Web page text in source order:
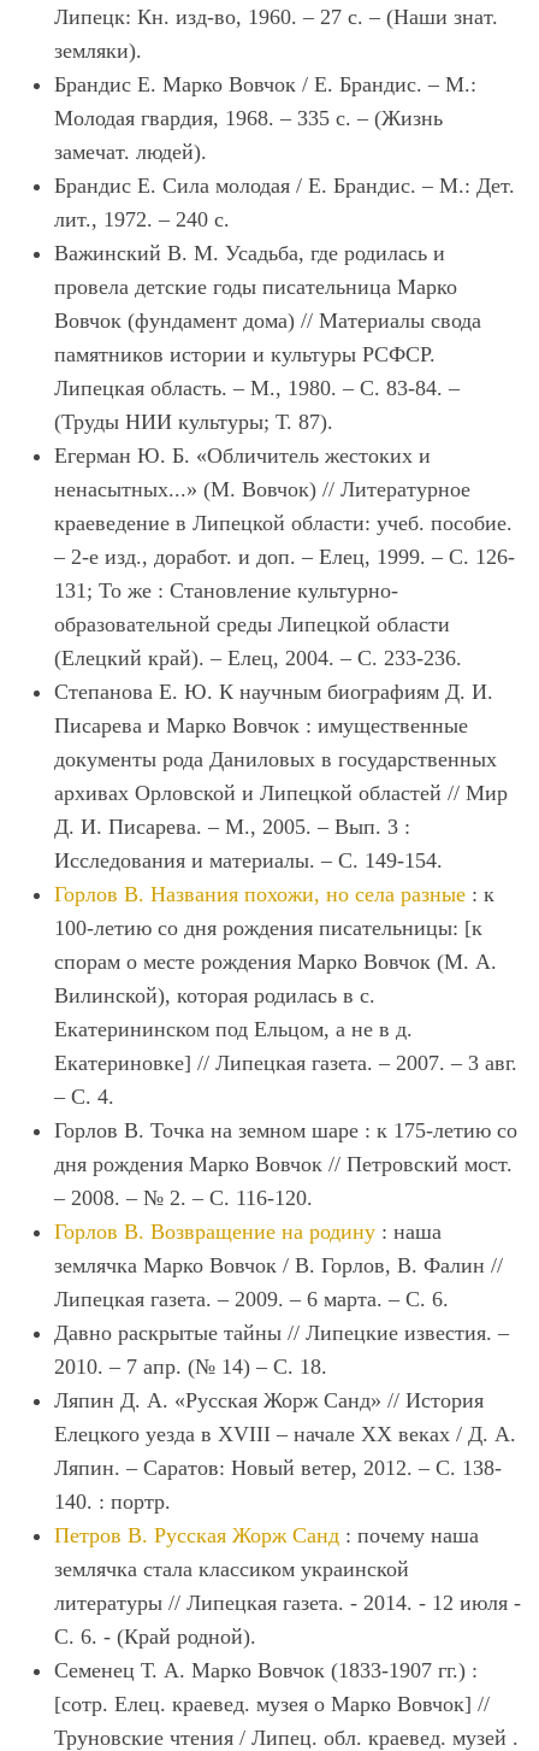
Липецк: Кн. изд-во, 1960. – 27 с. – (Наши знат.
земляки).
Брандис Е. Марко Вовчок / Е. Брандис. – М.:
Молодая гвардия, 1968. – 335 с. – (Жизнь
замечат. людей).
Брандис Е. Сила молодая / Е. Брандис. – М.: Дет.
лит., 1972. – 240 с.
Важинский В. М. Усадьба, где родилась и
провела детские годы писательница Марко
Вовчок (фундамент дома) // Материалы свода
памятников истории и культуры РСФСР.
Липецкая область. – М., 1980. – С. 83-84. –
(Труды НИИ культуры; Т. 87).
Егерман Ю. Б. «Обличитель жестоких и
ненасытных...» (М. Вовчок) // Литературное
краеведение в Липецкой области: учеб. пособие.
– 2-е изд., доработ. и доп. – Елец, 1999. – С. 126-
131; То же : Становление культурно-
образовательной среды Липецкой области
(Елецкий край). – Елец, 2004. – С. 233-236.
Степанова Е. Ю. К научным биографиям Д. И.
Писарева и Марко Вовчок : имущественные
документы рода Даниловых в государственных
архивах Орловской и Липецкой областей // Мир
Д. И. Писарева. – М., 2005. – Вып. 3 :
Исследования и материалы. – С. 149-154.
Горлов В. Названия похожи, но села разные : к
100-летию со дня рождения писательницы: [к
спорам о месте рождения Марко Вовчок (М. А.
Вилинской), которая родилась в с.
Екатерининском под Ельцом, а не в д.
Екатериновке] // Липецкая газета. – 2007. – 3 авг.
– С. 4.
Горлов В. Точка на земном шаре : к 175-летию со
дня рождения Марко Вовчок // Петровский мост.
– 2008. – № 2. – С. 116-120.
Горлов В. Возвращение на родину : наша
землячка Марко Вовчок / В. Горлов, В. Фалин //
Липецкая газета. – 2009. – 6 марта. – С. 6.
Давно раскрытые тайны // Липецкие известия. –
2010. – 7 апр. (№ 14) – С. 18.
Ляпин Д. А. «Русская Жорж Санд» // История
Елецкого уезда в XVIII – начале XX веках / Д. А.
Ляпин. – Саратов: Новый ветер, 2012. – С. 138-
140. : портр.
Петров В. Русская Жорж Санд : почему наша
землячка стала классиком украинской
литературы // Липецкая газета. - 2014. - 12 июля -
С. 6. - (Край родной).
Семенец Т. А. Марко Вовчок (1833-1907 гг.) :
[сотр. Елец. краевед. музея о Марко Вовчок] //
Труновские чтения / Липец. обл. краевед. музей .